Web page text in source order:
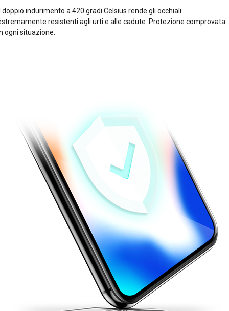
doppio indurimento a 420 gradi Celsius rende gli occhiali
resistenti agli urti e alle cadute. Protezione comprovata
ogni situazione.